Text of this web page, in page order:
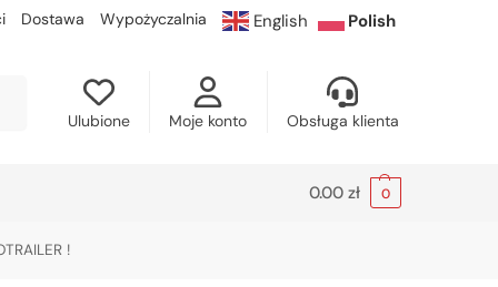
Dostawa Wypożyczalnia English Polish
Ulubione Moje konto Obsługa klienta
0.00 zł 0
!